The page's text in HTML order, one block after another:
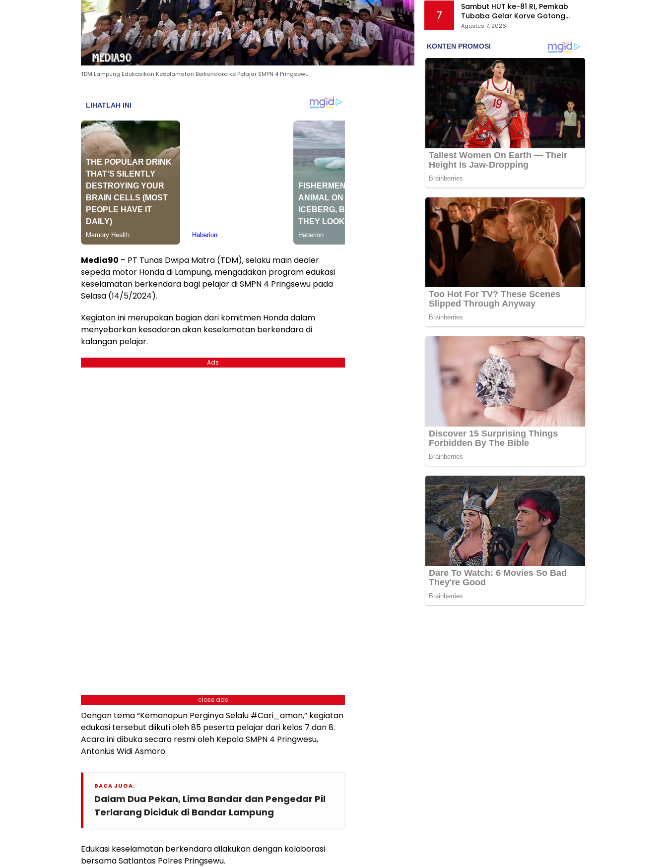
TDM Lampung Edukasikan Keselamatan Berkendara ke Pelajar SMPN 4 Pringsewu
Media90 – PT Tunas Dwipa Matra (TDM), selaku main dealer
sepeda motor Honda di Lampung, mengadakan program edukasi
keselamatan berkendara bagi pelajar di SMPN 4 Pringsewu pada
Selasa (14/5/2024).
Kegiatan ini merupakan bagian dari komitmen Honda dalam
menyebarkan kesadaran akan keselamatan berkendara di
kalangan pelajar.
Ads
close ads
Dengan tema “Kemanapun Perginya Selalu #Cari_aman,” kegiatan
edukasi tersebut diikuti oleh 85 peserta pelajar dari kelas 7 dan 8.
Acara ini dibuka secara resmi oleh Kepala SMPN 4 Pringwesu,
Antonius Widi Asmoro.
BACA JUGA:
Dalam Dua Pekan, Lima Bandar dan Pengedar Pil
Terlarang Diciduk di Bandar Lampung
Edukasi keselamatan berkendara dilakukan dengan kolaborasi
bersama Satlantas Polres Pringsewu.
7
Sambut HUT ke-81 RI, Pemkab
Tubaba Gelar Korve Gotong
Royong dan Bersih-Bersih
Agustus 7, 2026